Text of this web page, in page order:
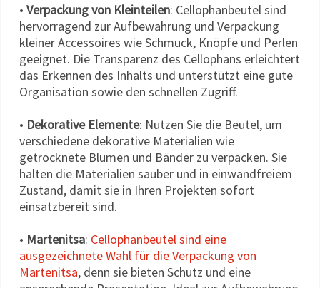
• Verpackung von Kleinteilen: Cellophanbeutel sind
hervorragend zur Aufbewahrung und Verpackung
kleiner Accessoires wie Schmuck, Knöpfe und Perlen
geeignet. Die Transparenz des Cellophans erleichtert
das Erkennen des Inhalts und unterstützt eine gute
Organisation sowie den schnellen Zugriff.
• Dekorative Elemente: Nutzen Sie die Beutel, um
verschiedene dekorative Materialien wie
getrocknete Blumen und Bänder zu verpacken. Sie
halten die Materialien sauber und in einwandfreiem
Zustand, damit sie in Ihren Projekten sofort
einsatzbereit sind.
• Martenitsa: Cellophanbeutel sind eine
ausgezeichnete Wahl für die Verpackung von
Martenitsa, denn sie bieten Schutz und eine